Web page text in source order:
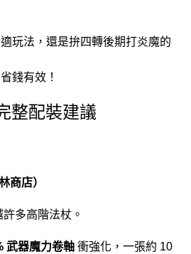
玩法， 還是拚四轉後期打炎魔的
省錢有效！
整配裝建議
商店）
許多高階法杖。
武器魔力卷軸 衝強化， 一張約 10